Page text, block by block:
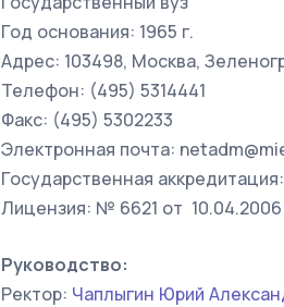
Год основания: 1965 г.
Адрес: 103498, Москва,
Телефон: (495) 5314441
Факс: (495) 5302233
Электронная почта:
Государственная
Лицензия: № 6621 от 10.04.2006
Руководство:
Ректор: Чаплыгин Юрий